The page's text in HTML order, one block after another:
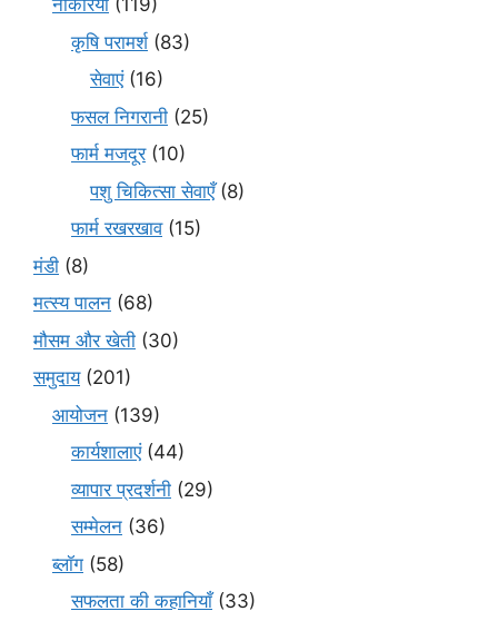
नौकरियाँ(119)
कृषि परामर्श(83)
सेवाएं(16)
फसल निगरानी (25)
फार्म मजदूर(10)
पशु चिकित्सा सेवाएँ(8)
फार्म रखरखाव(15)
मंडी (8)
मत्स्य पालन (68)
मौसम और खेती (30)
समुदाय(201)
आयोजन (139)
कार्यशालाएं(44)
व्यापार प्रदर्शनी (29)
सम्मेलन (36)
ब्लॉग (58)
सफलता की कहानियाँ(33)